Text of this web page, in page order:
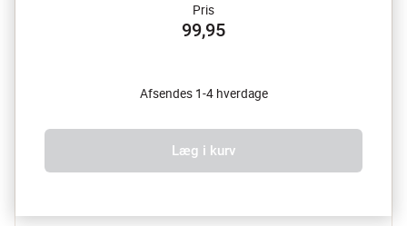
Pris
99,95
Afsendes 1-4 hverdage
Læg i kurv